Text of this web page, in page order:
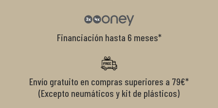
Financiación hasta 6 meses*
Envío gratuito en compras superiores a 79€*
(Excepto neumáticos y kit de plásticos)